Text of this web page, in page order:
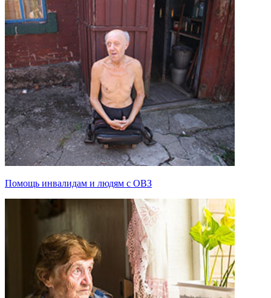
Помощь инвалидам и людям с ОВЗ